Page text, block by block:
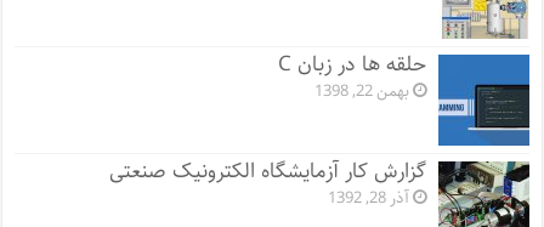
حلقه ها در زبان C
بهمن 22, 1398
گزارش کار آزمایشگاه الکترونیک صنعتی
آذر 28, 1392